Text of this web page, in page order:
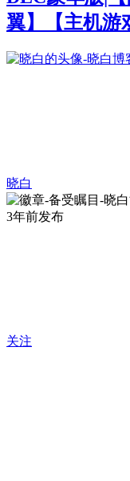
翼】
【主机游
晓白
3年前发布
关注